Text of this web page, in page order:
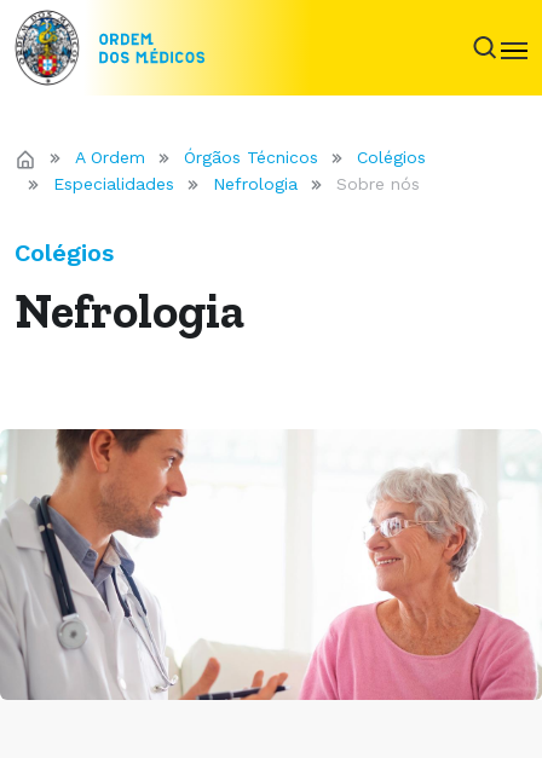
A Ordem Órgãos Técnicos
Colégios
Especialidades
Nefrologia Sobre nós
Colégios
Nefrologia